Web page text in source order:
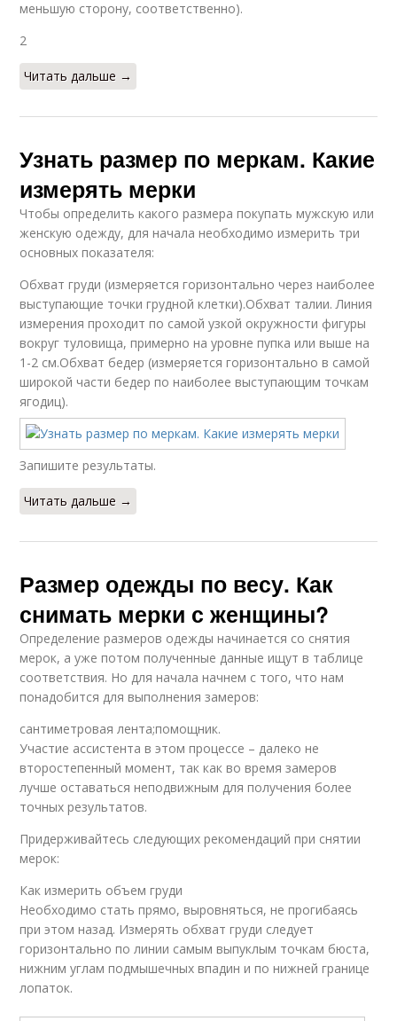
меньшую сторону, соответственно).
2
Читать дальше →
Узнать размер по меркам. Какие
измерять мерки
Чтобы определить какого размера покупать мужскую или
женскую одежду, для начала необходимо измерить три
основных показателя:
Обхват груди (измеряется горизонтально через наиболее
выступающие точки грудной клетки).Обхват талии. Линия
измерения проходит по самой узкой окружности фигуры
вокруг туловища, примерно на уровне пупка или выше на
1-2 см.Обхват бедер (измеряется горизонтально в самой
широкой части бедер по наиболее выступающим точкам
ягодиц).
Запишите результаты.
Читать дальше →
Размер одежды по весу. Как
снимать мерки с женщины?
Определение размеров одежды начинается со снятия
мерок, а уже потом полученные данные ищут в таблице
соответствия. Но для начала начнем с того, что нам
понадобится для выполнения замеров:
сантиметровая лента;помощник.
Участие ассистента в этом процессе – далеко не
второстепенный момент, так как во время замеров
лучше оставаться неподвижным для получения более
точных результатов.
Придерживайтесь следующих рекомендаций при снятии
мерок:
Как измерить объем груди
Необходимо стать прямо, выровняться, не прогибаясь
при этом назад. Измерять обхват груди следует
горизонтально по линии самым выпуклым точкам бюста,
нижним углам подмышечных впадин и по нижней границе
лопаток.